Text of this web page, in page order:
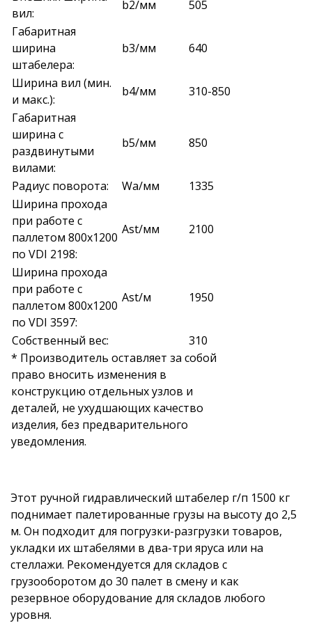
вил:
b2/мм
505
Габаритная
ширина
штабелера:
b3/мм 640
Ширина вил (мин.
и макс.):
b4/мм
310-850
Габаритная
ширина с
раздвинутыми
вилами:
b5/мм 850
Радиус поворота: Wa/мм
1335
Ширина прохода
при работе с
паллетом 800х1200
по VDI 2198:
Ast/мм 2100
Ширина прохода
при работе с
паллетом 800х1200
по VDI 3597:
Ast/м 1950
Собственный вес:
310
* Производитель оставляет за собой
право вносить изменения в
конструкцию отдельных узлов и
деталей, не ухудшающих качество
изделия, без предварительного
уведомления.
Этот ручной гидравлический штабелер г/п 1500 кг
поднимает палетированные грузы на высоту до 2,5
м. Он подходит для погрузки-разгрузки товаров,
укладки их штабелями в два-три яруса или на
стеллажи. Рекомендуется для складов с
грузооборотом до 30 палет в смену и как
резервное оборудование для складов любого
уровня.